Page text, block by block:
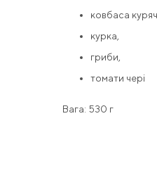
ковбаса
курка,
гриби,
томати чері
Вага: 530 г